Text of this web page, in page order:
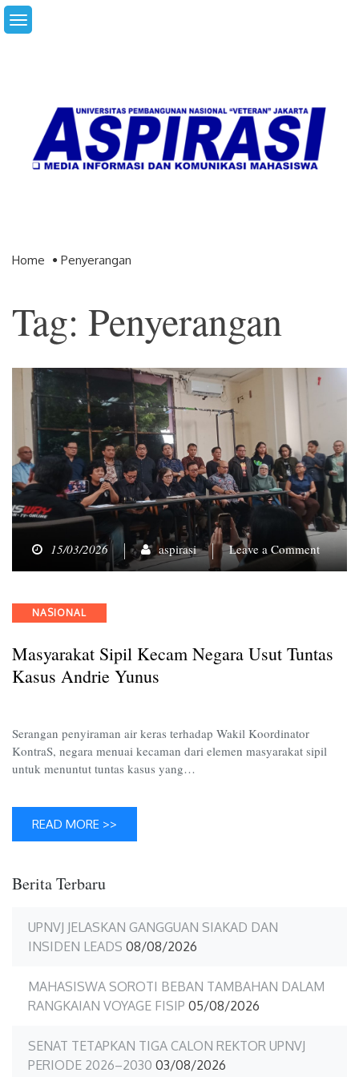
Skip
to
Home Penyerangan
Tag: Penyerangan
15/03/2026 aspirasi Leave a Commenton
Tuntas
Categories
NASIONAL
Masyarakat Sipil Kecam Negara Usut Tuntas
Kasus Andrie Yunus
Serangan penyiraman air keras terhadap Wakil Koordinator
KontraS, negara menuai kecaman dari elemen masyarakat sipil
untuk menuntut tuntas kasus yang…
READ MORE >>
Berita Terbaru
UPNVJ JELASKAN GANGGUAN SIAKAD DAN
INSIDEN LEADS 08/08/2026
MAHASISWA SOROTI BEBAN TAMBAHAN DALAM
RANGKAIAN VOYAGE FISIP 05/08/2026
SENAT TETAPKAN TIGA CALON REKTOR UPNVJ
PERIODE 2026–2030 03/08/2026